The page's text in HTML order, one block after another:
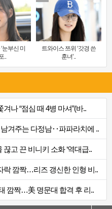
눈부신 미
..
트와이스 쯔위 ‘갓경 쓴
훈녀’..
나 “점심 때 4병 마셔”(바..
겨주는 다정남‥파파라치에 ..
고 끈 비니키 소화 ‘역대급..
락 깜짝…리즈 갱신한 인형 비..
깜짝…美 명문대 합격 후 리..